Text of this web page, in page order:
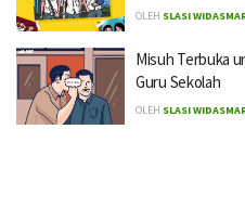
OLEH SLASI
Misuh Terbuka
Guru Sekolah
OLEH SLASI